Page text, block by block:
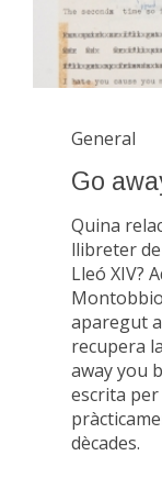
General
Go
Quina
llibreter
Lleó XIV?
aparegut
recupera
away you
escrita per
dècades.